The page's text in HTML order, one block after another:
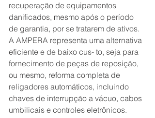
recuperação de equipamentos
danificados, mesmo após o período
de garantia, por se tratarem de ativos.
A AMPERA representa uma alternativa
eficiente e de baixo cus- to, seja para
fornecimento de peças de reposição,
ou mesmo, reforma completa de
religadores automáticos, incluindo
chaves de interrupção a vácuo, cabos
umbilicais e controles eletrônicos.